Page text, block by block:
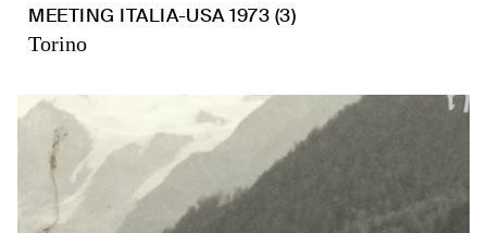
MEETING ITALIA-USA 1973 (3)
Torino